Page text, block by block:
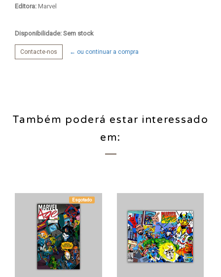
Editora: Marvel
Disponibilidade: Sem stock
Contacte-nos ← ou continuar a compra
Também poderá estar interessado
em:
Esgotado